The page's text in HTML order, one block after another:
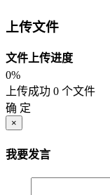
上传文件
文件上传进度
0%
上传成功 0 个文件
确 定
×
我要发言